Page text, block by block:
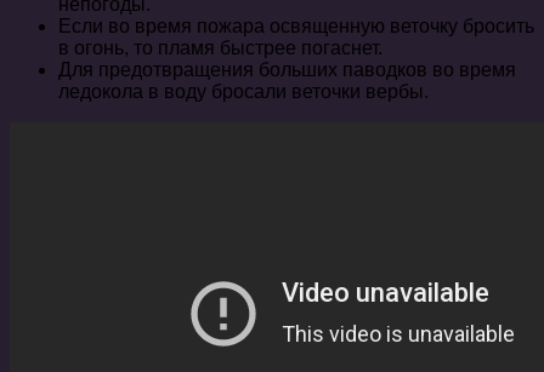
непогоды.
Если во время пожара освященную веточку бросить
в огонь, то пламя быстрее погаснет.
Для предотвращения больших паводков во время
ледокола в воду бросали веточки вербы.